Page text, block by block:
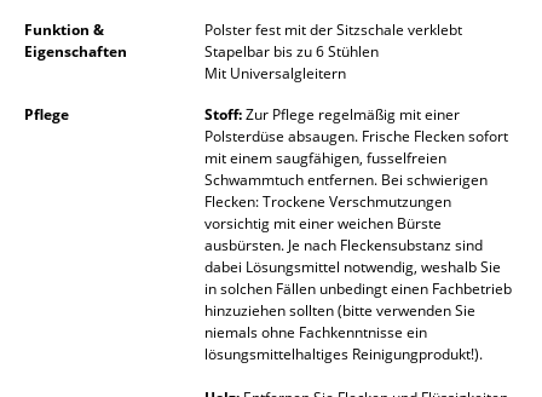
Tabletts
Aufbewahrungsboxen
Funktion &
Eigenschaften
Polster fest mit der Sitzschale verklebt
Stapelbar bis zu 6 Stühlen
Mit Universalgleitern
Pflege
Stoff:Zur Pflege regelmäßig mit einer
Polsterdüse absaugen. Frische Flecken sofort
mit einem saugfähigen, fusselfreien
Schwammtuch entfernen. Bei schwierigen
Flecken: Trockene Verschmutzungen
vorsichtig mit einer weichen Bürste
ausbürsten. Je nach Fleckensubstanz sind
dabei Lösungsmittel notwendig, weshalb Sie
in solchen Fällen unbedingt einen Fachbetrieb
hinzuziehen sollten (bitte verwenden Sie
niemals ohne Fachkenntnisse ein
lösungsmittelhaltiges Reinigungprodukt!).